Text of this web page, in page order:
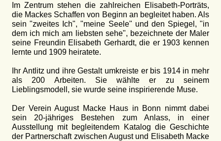
Im Zentrum stehen die zahlreichen Elisabeth-Porträts,
die Mackes Schaffen von Beginn an begleitet haben. Als
sein "zweites Ich", "meine Seele" und den Spiegel, "in
dem ich mich am liebsten sehe", bezeichnete der Maler
seine Freundin Elisabeth Gerhardt, die er 1903 kennen
lernte und 1909 heiratete.
Ihr Antlitz und ihre Gestalt umkreiste er bis 1914 in mehr
als 200 Arbeiten. Sie wählte er zu seinem
Lieblingsmodell, sie wurde seine inspirierende Muse.
Der Verein August Macke Haus in Bonn nimmt dabei
sein 20-jähriges Bestehen zum Anlass, in einer
Ausstellung mit begleitendem Katalog die Geschichte
der Partnerschaft zwischen August und Elisabeth Macke